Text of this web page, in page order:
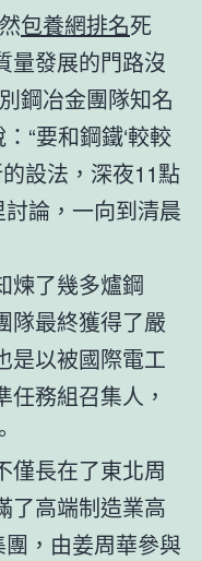
包養網排名死
量發展的門路沒
鋼冶金團隊知名
“要和鋼鐵‘較較
設法，深夜11點
論，一向到清晨
煉了幾多爐鋼
隊最終獲得了嚴
是以被國際電工
務組召集人，
僅長在了東北周
了高端制造業高
團，由姜周華參與